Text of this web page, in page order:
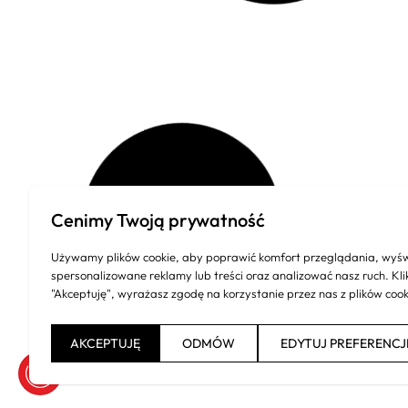
Niemiec
Cenimy Twoją prywatność
Używamy plików cookie, aby poprawić komfort przeglądania,
spersonalizowane reklamy lub treści oraz analizować nasz ruch.
"Akceptuję", wyrażasz zgodę na korzystanie przez nas z plików
ODMÓW EDYTUJ
AKCEPTUJĘ